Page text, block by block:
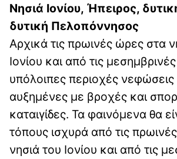
Νησιά Ιονίου, Ήπειρος,
δυτική Πελοπόννησος
Αρχικά τις πρωινές ώρες στα
Ιονίου και από τις
υπόλοιπες περιοχές
αυξημένες με βροχές και
καταιγίδες. Τα φαινόμενα θα
τόπους ισχυρά από τις
νησιά του Ιονίου και από τις